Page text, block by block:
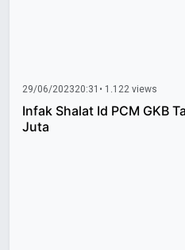
29/06/202320:31 • 1.122 views
Infak Shalat Id PCM GKB
Juta